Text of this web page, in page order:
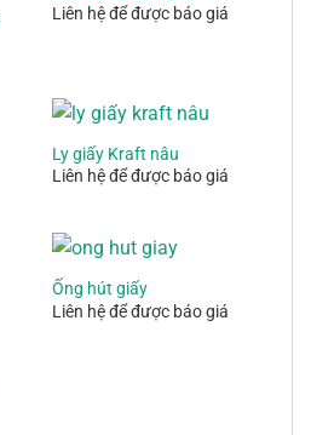
Liên hệ để được báo giá
Ly giấy Kraft nâu
Liên hệ để được báo giá
Ống hút giấy
Liên hệ để được báo giá